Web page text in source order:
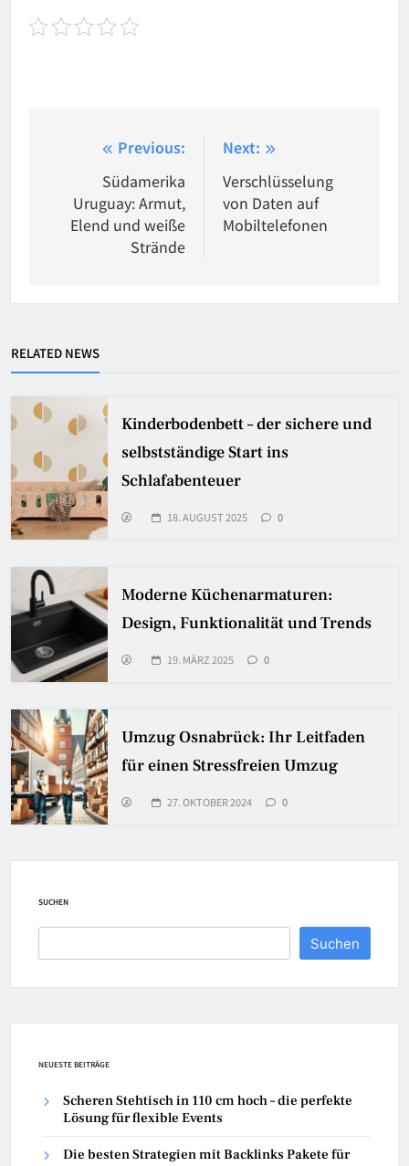
Beitragsnavigation
Previous:
Südamerika
Uruguay: Armut,
Elend und weiße
Strände
Next:
Verschlüsselung
von Daten auf
Mobiltelefonen
RELATED NEWS
Kinderbodenbett – der sichere und
selbstständige Start ins
Schlafabenteuer
18. AUGUST 2025 0
Moderne Küchenarmaturen:
Design, Funktionalität und Trends
19. MÄRZ 2025 0
Umzug Osnabrück: Ihr Leitfaden
für einen Stressfreien Umzug
27. OKTOBER 2024 0
SUCHEN
Suchen
NEUESTE BEITRÄGE
Scheren Stehtisch in 110 cm hoch – die perfekte
Lösung für flexible Events
Die besten Strategien mit Backlinks Pakete für